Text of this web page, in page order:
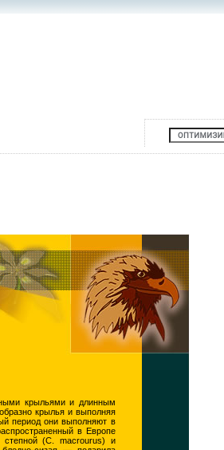
крыльями и длинным
крылья и выполняя
период они выполняют в
в Европе
степной (С. macrourus) и